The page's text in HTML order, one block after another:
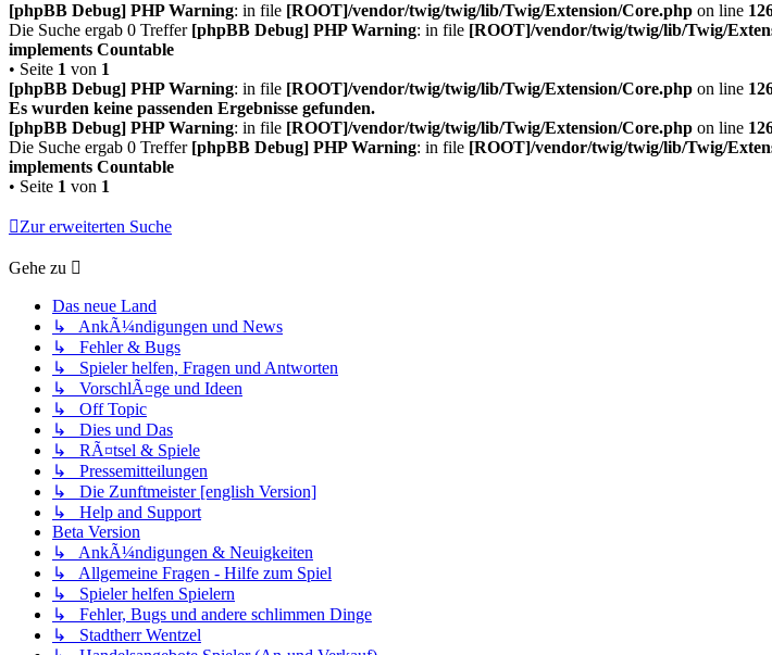
[phpBB Debug] PHP Warning: in file [ROOT]/vendor/twig/twig/lib/Twig/Extension/Core.php on line
Die Suche ergab 0 Treffer [phpBB Debug] PHP Warning: in file [ROOT]/vendor/twig/twig/lib/Twig/
implements Countable
• Seite 1 von 1
[phpBB Debug] PHP Warning: in file [ROOT]/vendor/twig/twig/lib/Twig/Extension/Core.php on line
Es wurden keine passenden Ergebnisse gefunden.
[phpBB Debug] PHP Warning: in file [ROOT]/vendor/twig/twig/lib/Twig/Extension/Core.php on line
Die Suche ergab 0 Treffer [phpBB Debug] PHP Warning: in file [ROOT]/vendor/twig/twig/lib/Twig/
implements Countable
• Seite 1 von 1
Zur erweiterten Suche
Gehe zu
Das neue Land
↳ AnkÃ¼ndigungen und News
↳ Fehler & Bugs
↳ Spieler helfen, Fragen und Antworten
↳ VorschlÃ¤ge und Ideen
↳ Off Topic
↳ Dies und Das
↳ RÃ¤tsel & Spiele
↳ Pressemitteilungen
↳ Die Zunftmeister [english Version]
↳ Help and Support
Beta Version
↳ AnkÃ¼ndigungen & Neuigkeiten
↳ Allgemeine Fragen - Hilfe zum Spiel
↳ Spieler helfen Spielern
↳ Fehler, Bugs und andere schlimmen Dinge
↳ Stadtherr Wentzel